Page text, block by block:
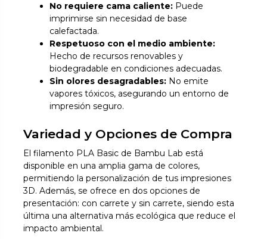
No requiere cama caliente: Puede
imprimirse sin necesidad de base
calefactada.
Respetuoso con el medio ambiente:
Hecho de recursos renovables y
biodegradable en condiciones adecuadas.
Sin olores desagradables: No emite
vapores tóxicos, asegurando un entorno de
impresión seguro.
Variedad y Opciones de Compra
El filamento PLA Basic de Bambu Lab está
disponible en una amplia gama de colores,
permitiendo la personalización de tus impresiones
3D. Además, se ofrece en dos opciones de
presentación: con carrete y sin carrete, siendo esta
última una alternativa más ecológica que reduce el
impacto ambiental.